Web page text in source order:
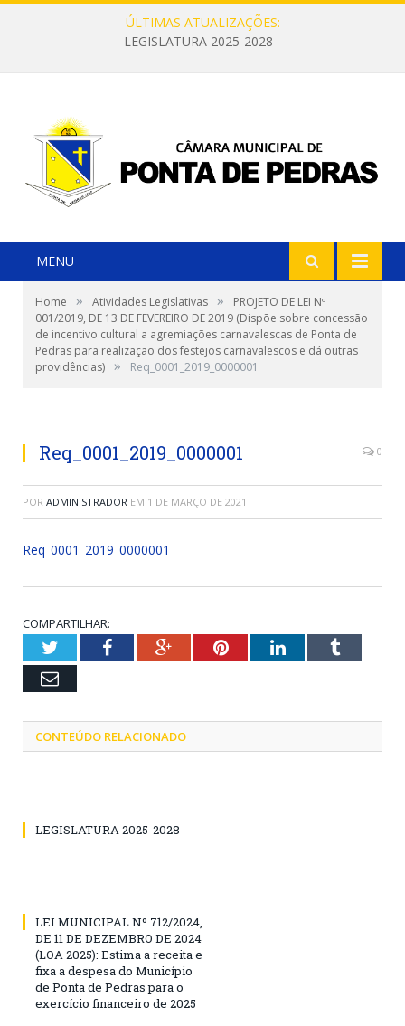
ÚLTIMAS ATUALIZAÇÕES:
LEGISLATURA 2025-2028
MENU
Home » Atividades Legislativas »
PROJETO DE LEI Nº
001/2019, DE 13 DE FEVEREIRO DE 2019 (Dispõe sobre concessão
de incentivo cultural a agremiações carnavalescas de Ponta de
Pedras para realização dos festejos carnavalescos e dá outras
providências) » Req_0001_2019_0000001
Req_0001_2019_0000001 0
POR ADMINISTRADOR EM 1 DE MARÇO DE 2021
Req_0001_2019_0000001
COMPARTILHAR:
TwitterFacebookGoogle+PinterestLinkedInTumblr
Email
CONTEÚDO RELACIONADO
LEGISLATURA 2025-2028
LEI MUNICIPAL Nº 712/2024,
DE 11 DE DEZEMBRO DE 2024
(LOA 2025): Estima a receita e
fixa a despesa do Município
de Ponta de Pedras para o
exercício financeiro de 2025